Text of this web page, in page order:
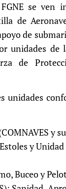
se
de
de
unidades
de
unidades
y
y
Buceo y